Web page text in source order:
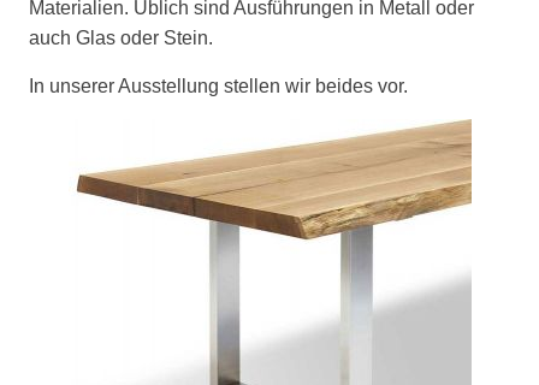
Materialien. Üblich sind Ausführungen in Metall oder
auch Glas oder Stein.
In unserer Ausstellung stellen wir beides vor.